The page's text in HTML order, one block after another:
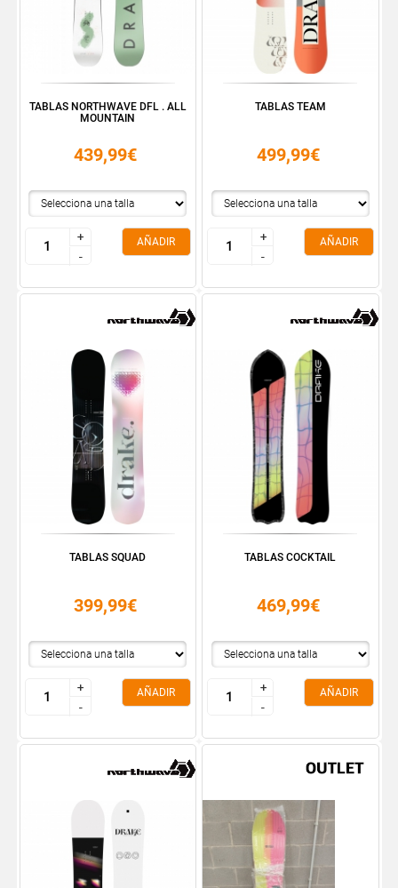
TABLAS NORTHWAVE DFL . ALL
MOUNTAIN
439,99€
+
-
+
-
AÑADIR
TABLAS TEAM
499,99€
+
-
+
-
AÑADIR
TABLAS SQUAD
399,99€
+
-
+
-
AÑADIR
TABLAS COCKTAIL
469,99€
+
-
+
-
AÑADIR